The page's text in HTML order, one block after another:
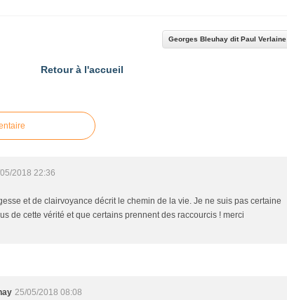
Georges Bleuhay dit Paul Verlaine
Retour à l'accueil
2018 22:36
et de clairvoyance décrit le chemin de la vie. Je ne suis pas certaine
de cette vérité et que certains prennent des raccourcis ! merci
25/05/2018 08:08